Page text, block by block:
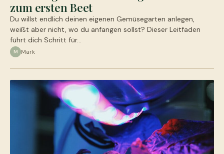
zum ersten Beet
Du willst endlich deinen eigenen Gemüsegarten anlegen,
weißt aber nicht, wo du anfangen sollst? Dieser Leitfaden
führt dich Schritt für…
M Mark